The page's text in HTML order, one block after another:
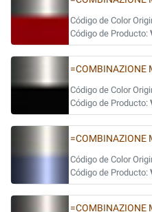
Código de Color
Código de Producto:
=COMBINAZIONE
Código de Color
Código de Producto:
=COMBINAZIONE
Código de Color
Código de Producto:
=COMBINAZIONE